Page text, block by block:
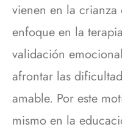
vienen en la
enfoque en la
validación
afrontar las
amable. Por este
mismo en la